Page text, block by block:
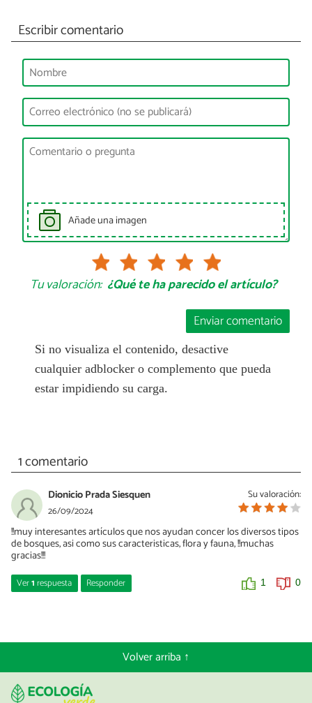
Escribir comentario
Añade una imagen
Tu valoración: ¿Qué te ha parecido el artículo?
Enviar comentario
Si no visualiza el contenido, desactive
cualquier adblocker o complemento que pueda
estar impidiendo su carga.
1 comentario
Su valoración:
Dionicio Prada Siesquen
26/09/2024
!!muy interesantes artículos que nos ayudan concer los diversos tipos
de bosques, asi como sus caracteristicas, flora y fauna, !!muchas
gracias!!!
Ver1respuesta Responder 1 0
Muchas gracias Dionicio!Volver arriba ↑